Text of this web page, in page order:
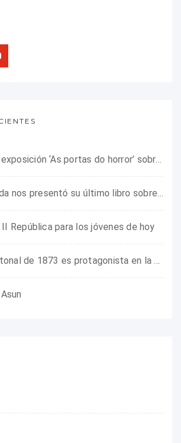
Inauguramos la exposición ‘As portas do horror’ sobre el campo de concentración franquista de Camposancos
Fernando Olmeda nos presentó su último libro sobre la fotógrafa Gerda Taro
República para los jóvenes de hoy
La rebelión cantonal de 1873 es protagonista en la ARMHADH